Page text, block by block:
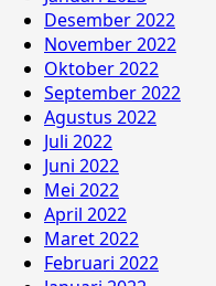
Desember 2022
November 2022
Oktober 2022
September 2022
Agustus 2022
Juli 2022
Juni 2022
Mei 2022
April 2022
Maret 2022
Februari 2022